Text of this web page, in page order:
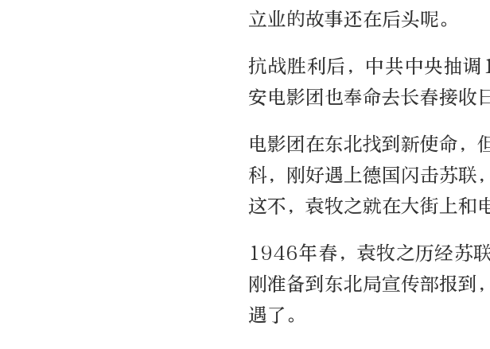
立业的故事还在后头呢。
抗战胜利后，中共中央抽
安电影团也奉命去长春接收
电影团在东北找到新使命，
科，刚好遇上德国闪击苏联
这不，袁牧之就在大街上和
1946年春，袁牧之历经苏
刚准备到东北局宣传部报到
遇了。